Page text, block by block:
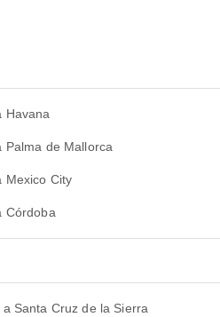
Havana
Palma de Mallorca
Mexico City
Córdoba
Santa Cruz de la Sierra